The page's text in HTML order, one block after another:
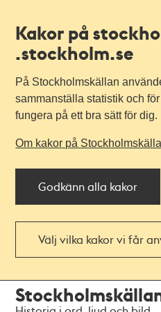
Kakor på
.stockholm.se
På Stockholmskällan
sammanställa statistik och
fungera på ett bra sätt för dig.
Om kakor på
Godkänn alla kakor
Välj vilka kakor vi får
navigationen
huvudinnehållet